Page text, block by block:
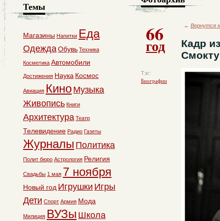
66
год
Тэг:
Биографии
← Вернутся
Кадр
Темы
Магазины Напитки Еда
ОдеждаОбувь Техника
Косметика Автомобили
Достижения Наука Космос
Авиация Кино Музыка
Живопись Книги
Архитектура Театр
Телевидение Радио Газеты
Журналы Политика
Полит бюро Астрология Религия
Свадьбы 1 мая 7 ноября
Новый год Игрушки Игры
Дети Спорт Армия Мода
Милиция ВУЗы Школа